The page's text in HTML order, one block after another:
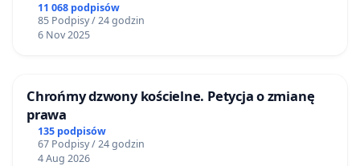
11 068 podpisów
85 Podpisy / 24 godzin
6 Nov 2025
Chrońmy dzwony kościelne. Petycja o zmianę
prawa
135 podpisów
67 Podpisy / 24 godzin
4 Aug 2026